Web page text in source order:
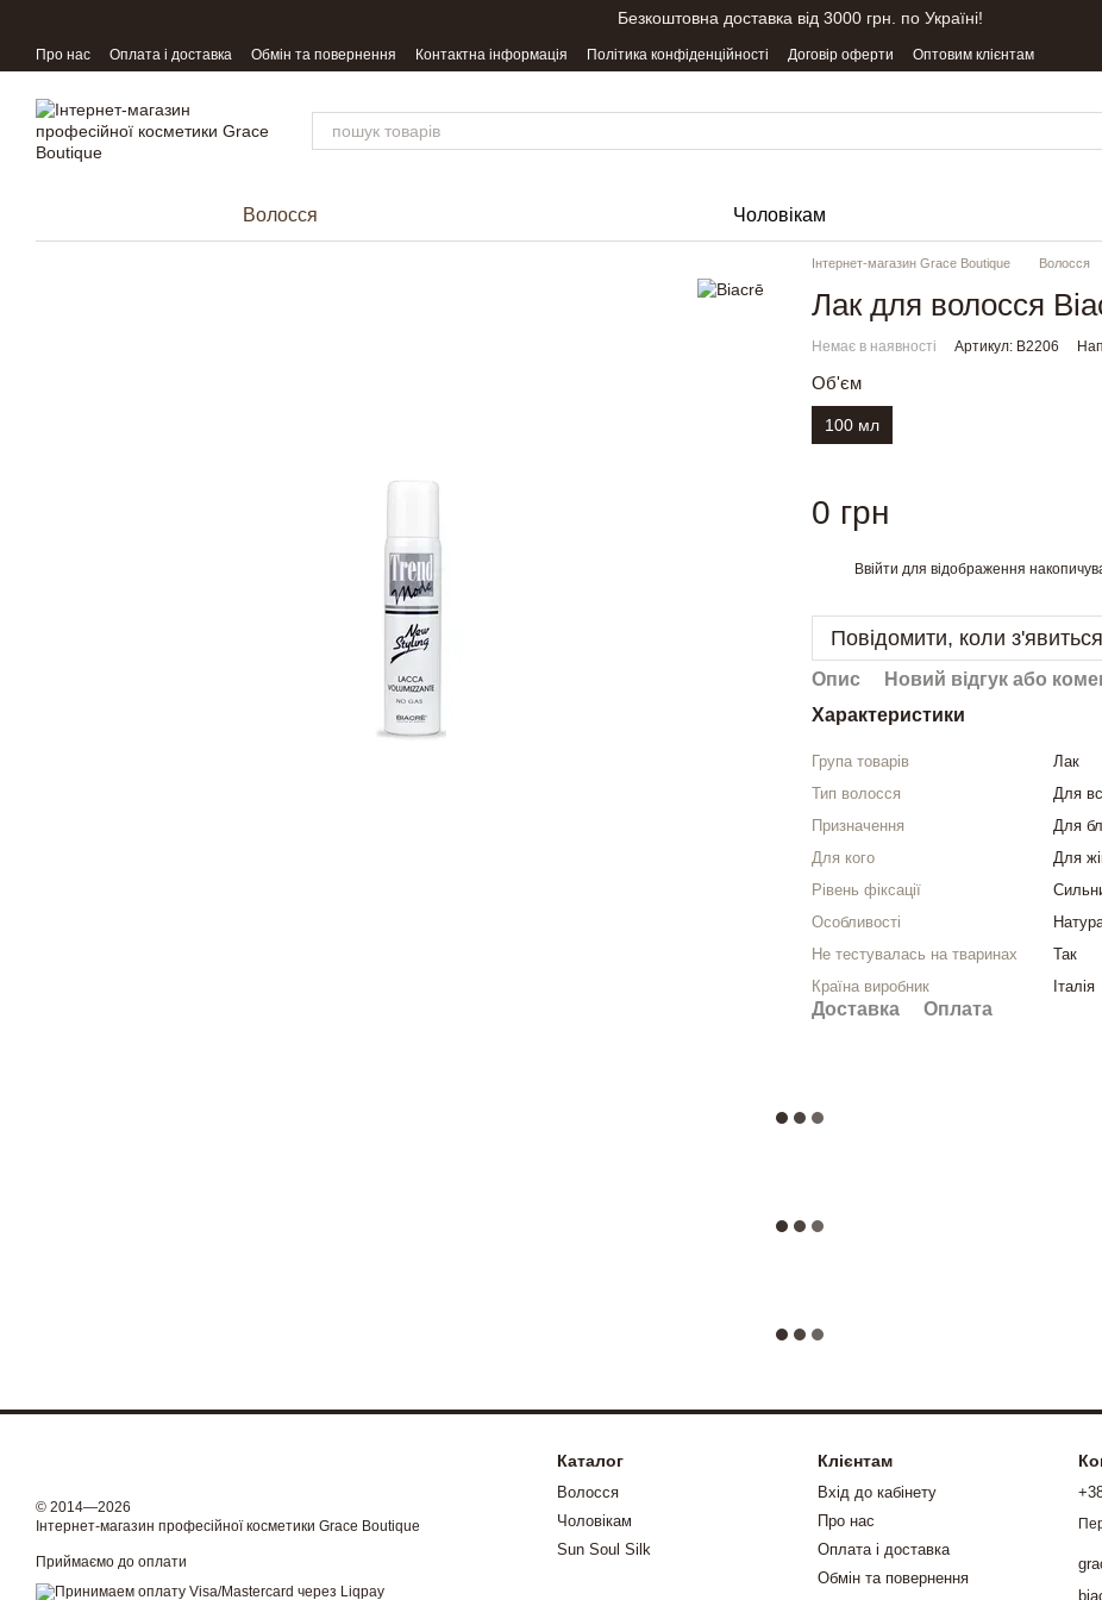
Безкоштовна доставка від 3000 грн. по Україні!
Про нас Оплата і доставка Обмін та повернення Контактна інформація Політика конфіденційності Договір оферти Оптовим клієнтам
Волосся Чоловікам
Інтернет-магазин Grace Boutique Волосся
Лак для волосся
Немає в наявності Артикул: B2206
Об'єм
100 мл
0 грн
Ввійти для відображення
Повідомити, коли з'явиться
Опис
Новий відгук або
Характеристики
Група товарів
Лак
Тип волосся
Для
Призначення
Для
Для кого
Для
Рівень фіксації
Особливості
Не тестувалась на тваринах
Так
Країна виробник
Італія
Доставка Оплата
© 2014—2026
Інтернет-магазин професійної косметики Grace Boutique
Приймаємо до оплати
Каталог
Волосся
Чоловікам
Sun Soul Silk
Клієнтам
Вхід до кабінету
Про нас
Оплата і доставка
Обмін та повернення